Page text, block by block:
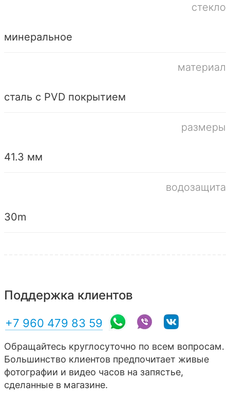
стекло
минеральное
материал
сталь с PVD покрытием
размеры
41.3 мм
водозащита
30m
Поддержка клиентов
+7 960 479 83 59
Обращайтесь круглосуточно по всем вопросам.
Большинство клиентов предпочитает живые
фотографии и видео часов на запястье,
сделанные в магазине.